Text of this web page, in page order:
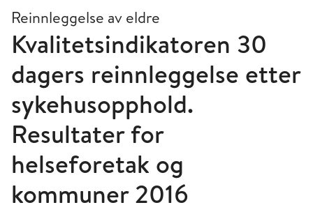
Reinnleggelse av eldre
Kvalitetsindikatoren 30
dagers reinnleggelse etter
sykehusopphold.
Resultater for
helseforetak og
kommuner 2016